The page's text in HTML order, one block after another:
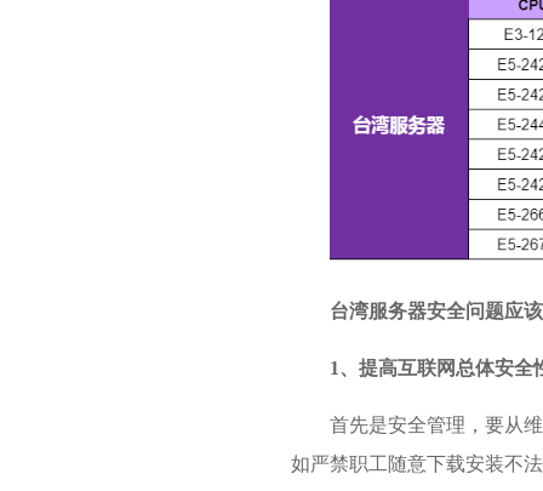
台湾服务器安全问题应
1、提高互联网总体安全
首先是安全管理，要从
如严禁职工随意下载安装不